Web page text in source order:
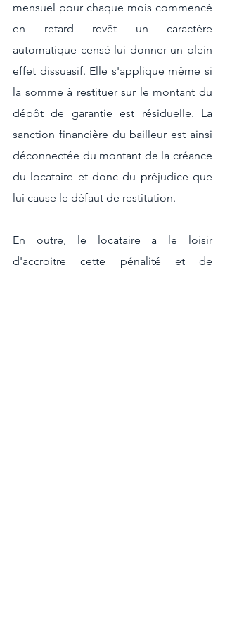
mensuel pour chaque mois commencé
en retard revêt un caractère
automatique censé lui donner un plein
effet dissuasif. Elle s'applique même si
la somme à restituer sur le montant du
dépôt de garantie est résiduelle. La
sanction financière du bailleur est ainsi
déconnectée du montant de la créance
du locataire et donc du préjudice que
lui cause le défaut de restitution.
En outre, le locataire a le loisir
d'accroitre cette pénalité et de